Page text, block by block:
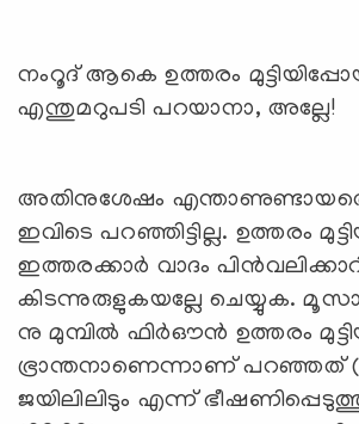
നംറൂദ് ആകെ ഉത്തരം
എന്തുമറുപടി പറയാനാ, അല്ലേ!
അതിനുശേഷം
ഇവിടെ പറഞ്ഞിട്ടില്ല. ഉത്തരം
ഇത്തരക്കാര്‍ വാദം
കിടന്നുരുളുകയല്ലേ ചെയ്യുക. മൂസാ عليه السلام
നു മുമ്പില്‍ ഫിര്‍ഔന്‍ ഉത്തരം
ഭ്രാന്തനാണെന്നാണ് പറഞ്ഞത്
ജയിലിലിടും എന്ന്